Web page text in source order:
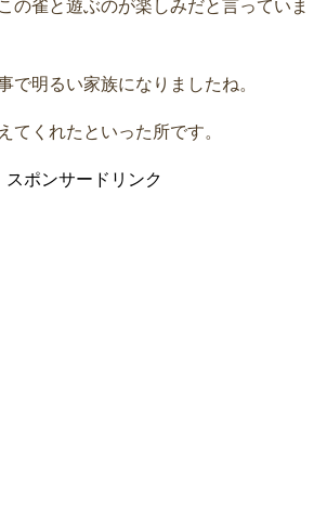
の雀と遊ぶのが楽しみだと言っていま
で明るい家族になりましたね。
てくれたといった所です。
スポンサードリンク